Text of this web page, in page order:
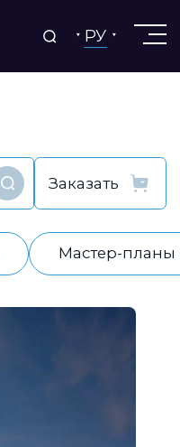
РУ
Найти
Мастер-планы